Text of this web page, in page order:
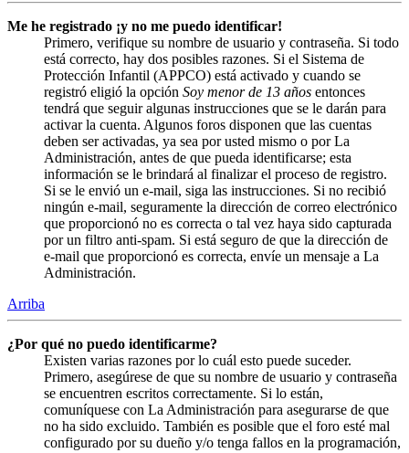
Me he registrado ¡y no me puedo identificar!
Primero, verifique su nombre de usuario y contraseña. Si todo
está correcto, hay dos posibles razones. Si el Sistema de
Protección Infantil (APPCO) está activado y cuando se
registró eligió la opción Soy menor de 13 años entonces
tendrá que seguir algunas instrucciones que se le darán para
activar la cuenta. Algunos foros disponen que las cuentas
deben ser activadas, ya sea por usted mismo o por La
Administración, antes de que pueda identificarse; esta
información se le brindará al finalizar el proceso de registro.
Si se le envió un e-mail, siga las instrucciones. Si no recibió
ningún e-mail, seguramente la dirección de correo electrónico
que proporcionó no es correcta o tal vez haya sido capturada
por un filtro anti-spam. Si está seguro de que la dirección de
e-mail que proporcionó es correcta, envíe un mensaje a La
Administración.
Arriba
¿Por qué no puedo identificarme?
Existen varias razones por lo cuál esto puede suceder.
Primero, asegúrese de que su nombre de usuario y contraseña
se encuentren escritos correctamente. Si lo están,
comuníquese con La Administración para asegurarse de que
no ha sido excluido. También es posible que el foro esté mal
configurado por su dueño y/o tenga fallos en la programación,